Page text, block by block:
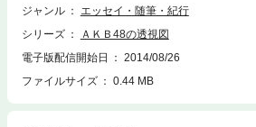
ジャンル
エッセイ・随筆・紀行
シリーズ
ＡＫＢ48の透視図
電子版配信開始日
2014/08/26
ファイルサイズ
0.44 MB